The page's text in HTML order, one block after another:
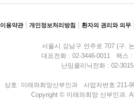
이용약관 개인정보처리방침 환자의 권리와 의무
서울시 강남구 언주로 707 (구.
대표전화 : 02-3446-0011 팩스 :
난임클리닉전화 : 02-
상호: 미래와희망산부인과 사업자번호:211-
Copyright © 미래와희망 산부인과.